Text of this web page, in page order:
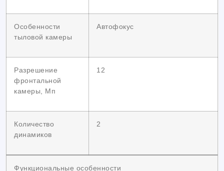
Особенности
тыловой камеры
Автофокус
Разрешение
фронтальной
камеры, Мп
12
Количество
динамиков
2
Функциональные особенности